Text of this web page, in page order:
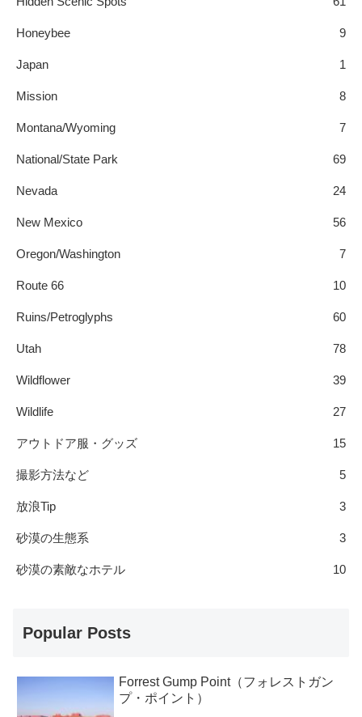
Honeybee 9
Japan 1
Mission 8
Montana/Wyoming 7
National/State Park 69
Nevada 24
New Mexico 56
Oregon/Washington 7
Route 66 10
Ruins/Petroglyphs 60
Utah 78
Wildflower 39
Wildlife 27
アウトドア服・グッズ 15
撮影方法など 5
放浪Tip 3
砂漠の生態系 3
砂漠の素敵なホテル 10
Popular Posts
Forrest Gump Point（フォレストガン
プ・ポイント）